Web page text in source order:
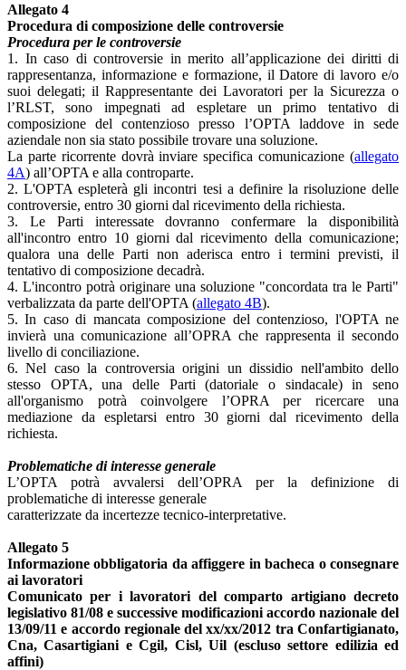
Allegato 4
Procedura di composizione delle controversie
Procedura per le controversie
1. In caso di controversie in merito all’applicazione dei diritti di
rappresentanza, informazione e formazione, il Datore di lavoro e/o
suoi delegati; il Rappresentante dei Lavoratori per la Sicurezza o
l’RLST, sono impegnati ad espletare un primo tentativo di
composizione del contenzioso presso l’OPTA laddove in sede
aziendale non sia stato possibile trovare una soluzione.
La parte ricorrente dovrà inviare specifica comunicazione (allegato
4A) all’OPTA e alla controparte.
2. L'OPTA espleterà gli incontri tesi a definire la risoluzione delle
controversie, entro 30 giorni dal ricevimento della richiesta.
3. Le Parti interessate dovranno confermare la disponibilità
all'incontro entro 10 giorni dal ricevimento della comunicazione;
qualora una delle Parti non aderisca entro i termini previsti, il
tentativo di composizione decadrà.
4. L'incontro potrà originare una soluzione "concordata tra le Parti"
verbalizzata da parte dell'OPTA (allegato 4B).
5. In caso di mancata composizione del contenzioso, l'OPTA ne
invierà una comunicazione all’OPRA che rappresenta il secondo
livello di conciliazione.
6. Nel caso la controversia origini un dissidio nell'ambito dello
stesso OPTA, una delle Parti (datoriale o sindacale) in seno
all'organismo potrà coinvolgere l’OPRA per ricercare una
mediazione da espletarsi entro 30 giorni dal ricevimento della
richiesta.
Problematiche di interesse generale
L’OPTA potrà avvalersi dell’OPRA per la definizione di
problematiche di interesse generale
caratterizzate da incertezze tecnico-interpretative.
Allegato 5
Informazione obbligatoria da affiggere in bacheca o consegnare
ai lavoratori
Comunicato per i lavoratori del comparto artigiano decreto
legislativo 81/08 e successive modificazioni accordo nazionale del
13/09/11 e accordo regionale del xx/xx/2012 tra Confartigianato,
Cna, Casartigiani e Cgil, Cisl, Uil (escluso settore edilizia ed
affini)